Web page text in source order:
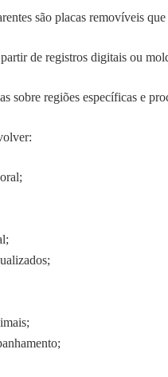
são placas removíveis
de registros digitais ou
sobre regiões específicas e